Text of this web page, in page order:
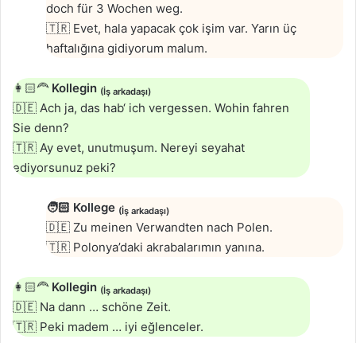
doch für 3 Wochen weg.
🇹🇷 Evet, hala yapacak çok işim var. Yarın üç
haftalığına gidiyorum malum.
👩🏻‍🦰 Kollegin (İş arkadaşı)
🇩🇪 Ach ja, das hab‘ ich vergessen. Wohin fahren
Sie denn?
🇹🇷 Ay evet, unutmuşum. Nereyi seyahat
ediyorsunuz peki?
🧑🏻 Kollege (İş arkadaşı)
🇩🇪 Zu meinen Verwandten nach Polen.
🇹🇷 Polonya’daki akrabalarımın yanına.
👩🏻‍🦰 Kollegin (İş arkadaşı)
🇩🇪 Na dann … schöne Zeit.
🇹🇷 Peki madem … iyi eğlenceler.